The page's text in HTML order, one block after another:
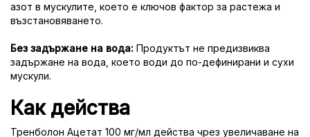
азот в мускулите, което е ключов фактор за растежа и
възстановяването.
Без задържане на вода: Продуктът не предизвиква
задържане на вода, което води до по-дефинирани и сухи
мускули.
Как действа
Тренболон Ацетат 100 мг/мл действа чрез увеличаване на